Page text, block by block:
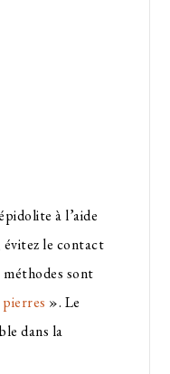
à l’aide
évitez le contact
méthodes sont
». Le
dans la